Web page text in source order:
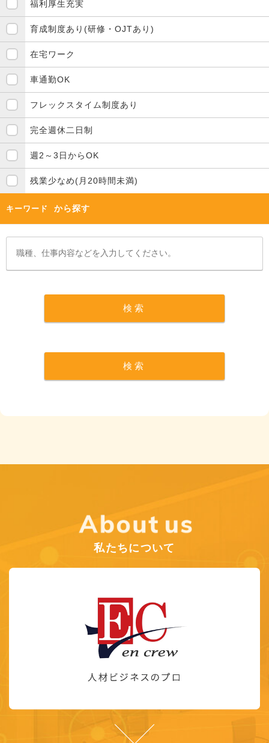
福利厚生充実
育成制度あり(研修・OJTあり)
在宅ワーク
車通勤OK
フレックスタイム制度あり
完全週休二日制
週2～3日からOK
残業少なめ(月20時間未満)
キーワード から探す
私たちについて